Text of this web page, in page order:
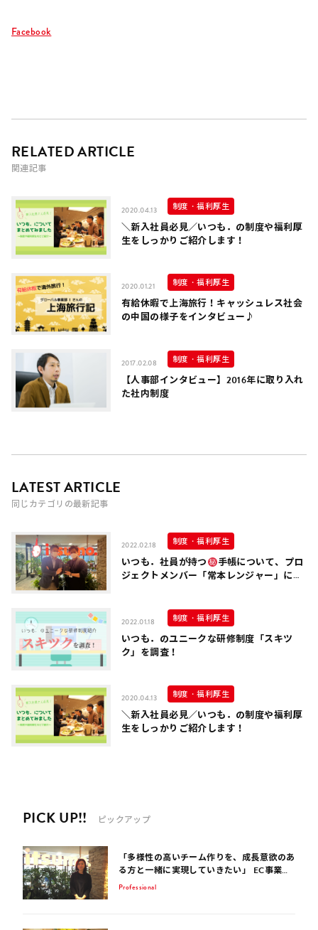
Facebook
RELATED ARTICLE
関連記事
2020.04.13 制度・福利厚生
＼新入社員必見／いつも．の制度や福利厚
生をしっかりご紹介します！
2020.01.21 制度・福利厚生
有給休暇で上海旅行！キャッシュレス社会
の中国の様子をインタビュー♪
2017.02.08 制度・福利厚生
【人事部インタビュー】2016年に取り入れ
た社内制度
LATEST ARTICLE
同じカテゴリの最新記事
2022.02.18 制度・福利厚生
いつも．社員が持つ
手帳について、プロ
ジェクトメンバー「常本レンジャー」に聞
2022.01.18 制度・福利厚生
いつも．のユニークな研修制度「スキツ
ク」を調査！
2020.04.13 制度・福利厚生
＼新入社員必見／いつも．の制度や福利厚
生をしっかりご紹介します！
PICK UP!! ピックアップ
「多様性の高いチーム作りを、成長意欲のあ
る方と一緒に実現していきたい」 EC事業サ
ポート歴15年のコンサルタントが話す、EC
Professional